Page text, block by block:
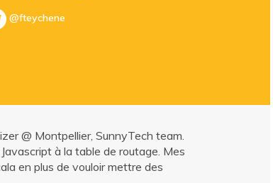
@fteychene
@ Montpellier, SunnyTech team.
à la table de routage. Mes
en plus de vouloir mettre des